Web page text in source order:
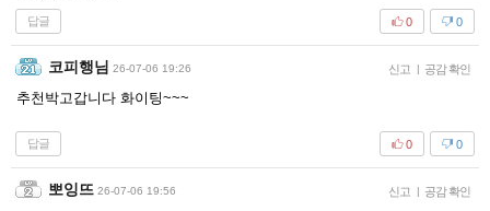
답글 0
0
코피행님 26-07-06 19:26 신고 | 공감 확인
추천박고갑니다 화이팅~~~
답글 0
0
뽀잉뜨 26-07-06 19:56 신고 | 공감 확인